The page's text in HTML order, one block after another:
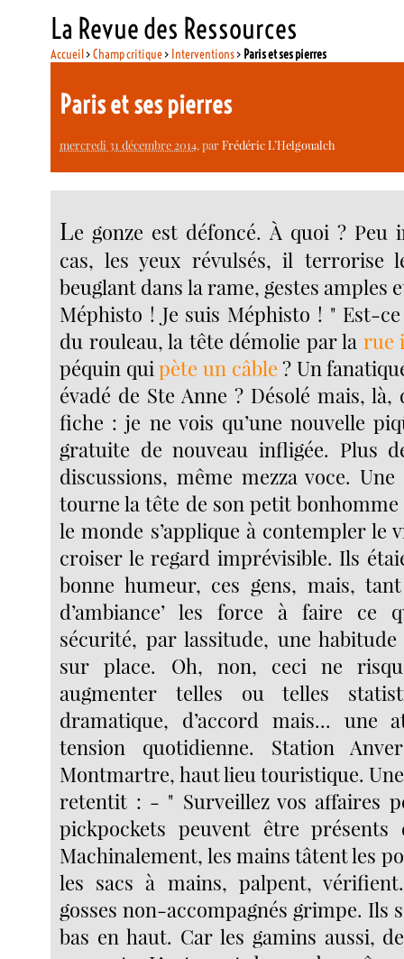
La Revue des Ressources
Accueil>Champ critique> Interventions> Paris et ses pierres
Paris et ses pierres
mercredi 31 décembre 2014, parFrédéric L’Helgoualch
Le gonze est défoncé. À quoi ?
cas, les yeux révulsés, il terrorise
beuglant dans la rame, gestes amples
Méphisto ! Je suis Méphisto ! " Est-
du rouleau, la tête démolie par la rue
péquin quipète un câble ? Un
évadé de Ste Anne ? Désolé mais, là,
fiche : je ne vois qu’une nouvelle
gratuite de nouveau infligée. Plus
discussions, même mezza voce.
tourne la tête de son petit
le monde s’applique à contempler le
croiser le regard imprévisible. Ils
bonne humeur, ces gens, mais,
d’ambiance’ les force à faire ce
sécurité, par lassitude, une
sur place. Oh, non, ceci ne
augmenter telles ou telles
dramatique, d’accord mais... une
tension quotidienne. Station
Montmartre, haut lieu touristique.
retentit : - " Surveillez vos affaires
pickpockets peuvent être
Machinalement, les mains tâtent les
les sacs à mains, palpent,
gosses non-accompagnés grimpe. Ils
bas en haut. Car les gamins aussi,